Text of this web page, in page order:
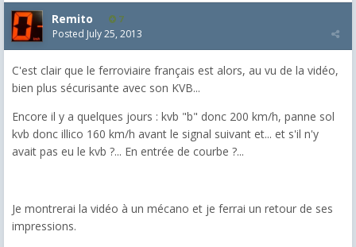
Remito 7
Posted July 25, 2013
C'est clair que le ferroviaire français est alors, au vu de la vidéo,
bien plus sécurisante avec son KVB...
Encore il y a quelques jours : kvb "b" donc 200 km/h, panne sol
kvb donc illico 160 km/h avant le signal suivant et... et s'il n'y
avait pas eu le kvb ?... En entrée de courbe ?...
Je montrerai la vidéo à un mécano et je ferrai un retour de ses
impressions.